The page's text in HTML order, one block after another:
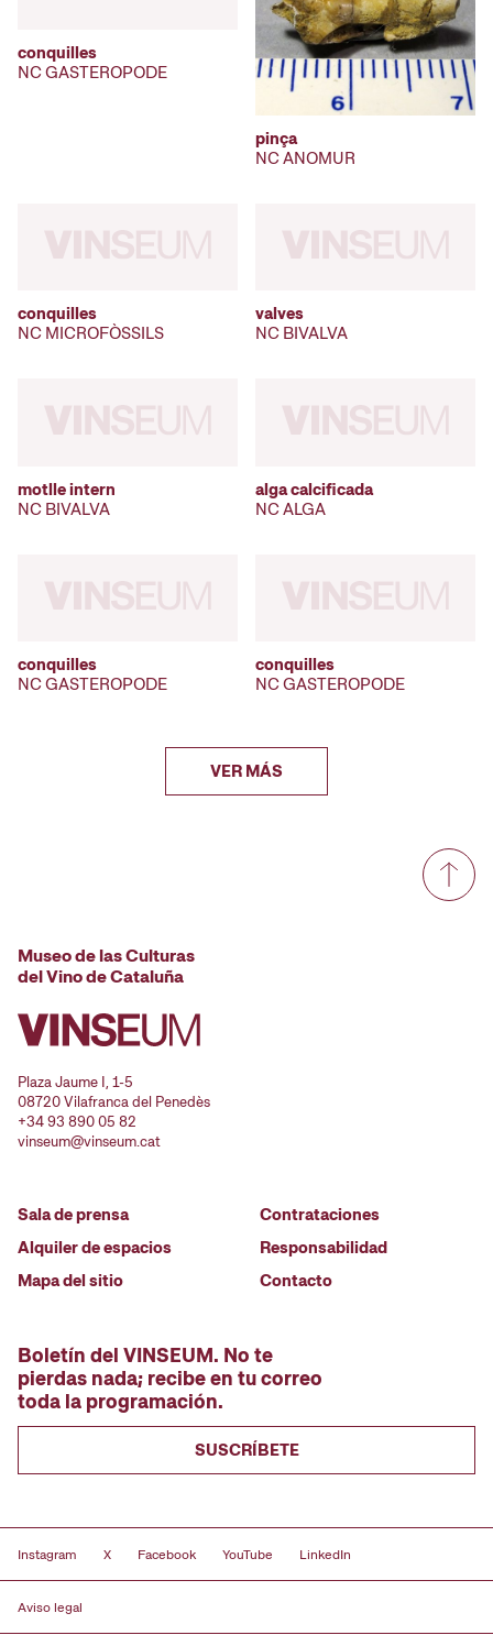
conquilles
NC GASTEROPODE
pinça
NC ANOMUR
conquilles
NC MICROFÒSSILS
valves
NC BIVALVA
motlle intern
NC BIVALVA
alga calcificada
NC ALGA
conquilles
NC GASTEROPODE
conquilles
NC GASTEROPODE
VER MÁS
Museo de las Culturas
del Vino de Cataluña
Plaza Jaume I, 1-5
08720 Vilafranca del Penedès
+34 93 890 05 82
vinseum@vinseum.cat
Sala de prensa
Alquiler de espacios
Mapa del sitio
Contrataciones
Responsabilidad
Contacto
Boletín del VINSEUM. No te
pierdas nada; recibe en tu correo
toda la programación.
SUSCRÍBETE
Instagram X Facebook YouTube LinkedIn
Aviso legal